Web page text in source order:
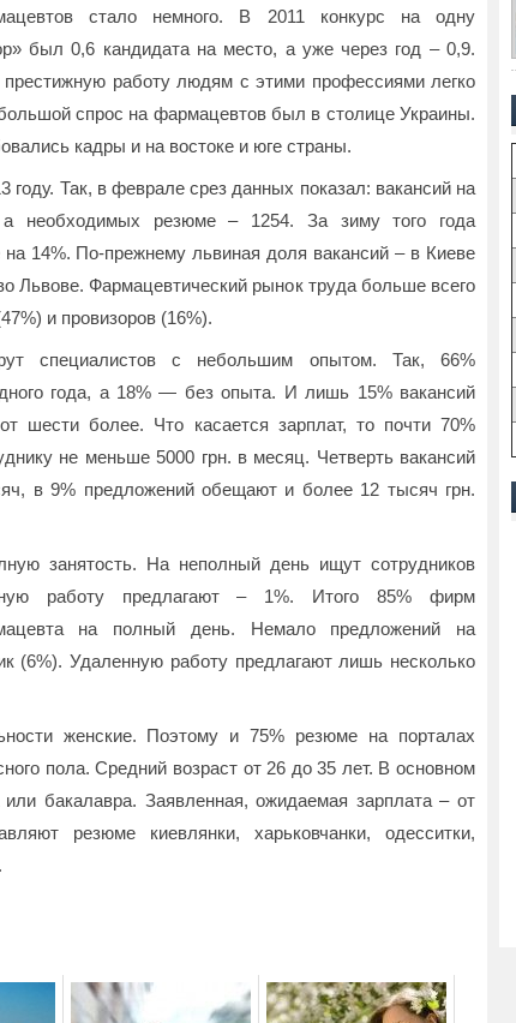
стало немного. В 2011 конкурс на одну
был 0,6 кандидата на место, а уже через год – 0,9.
работу людям с этими профессиями легко
спрос на фармацевтов был в столице Украины.
кадры и на востоке и юге страны.
году. Так, в феврале срез данных показал: вакансий на
необходимых резюме – 1254. За зиму того года
14%. По-прежнему львиная доля вакансий – в Киеве
Львове. Фармацевтический рынок труда больше всего
и провизоров (16%).
специалистов с небольшим опытом. Так, 66%
года, а 18% — без опыта. И лишь 15% вакансий
более. Что касается зарплат, то почти 70%
не меньше 5000 грн. в месяц. Четверть вакансий
в 9% предложений обещают и более 12 тысяч грн.
занятость. На неполный день ищут сотрудников
работу предлагают – 1%. Итого 85% фирм
на полный день. Немало предложений на
(6%). Удаленную работу предлагают лишь несколько
женские. Поэтому и 75% резюме на порталах
пола. Средний возраст от 26 до 35 лет. В основном
бакалавра. Заявленная, ожидаемая зарплата – от
резюме киевлянки, харьковчанки, одесситки,